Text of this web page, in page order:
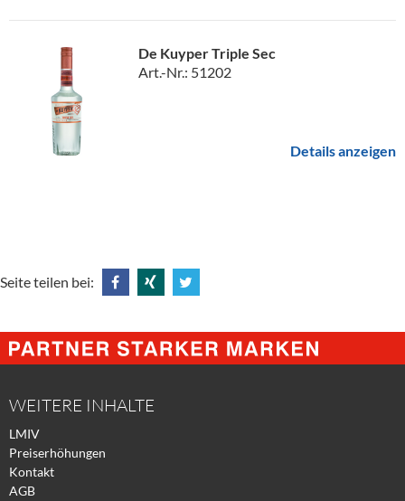
De Kuyper Triple Sec
Art.-Nr.: 51202
Details anzeigen
Seite teilen bei:
@
Facebook
@
Xing
@
Twitter
WEITERE INHALTE
LMIV
Preiserhöhungen
Kontakt
AGB